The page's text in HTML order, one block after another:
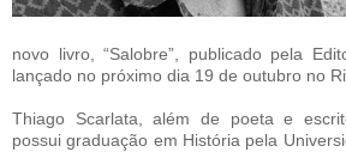
novo livro, “Salobre”, publicado pela
lançado no próximo dia 19 de outubro no
Thiago Scarlata, além de poeta e
possui graduação em História pela